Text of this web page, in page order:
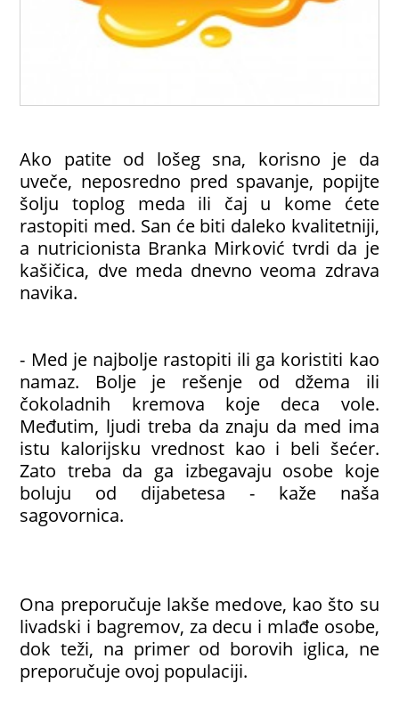
Ako patite od lošeg sna, korisno je da
uveče, neposredno pred spavanje, popijte
šolju toplog meda ili čaj u kome ćete
rastopiti med. San će biti daleko kvalitetniji,
a nutricionista Branka Mirković tvrdi da je
kašičica, dve meda dnevno veoma zdrava
navika.
- Med je najbolje rastopiti ili ga koristiti kao
namaz. Bolje je rešenje od džema ili
čokoladnih kremova koje deca vole.
Međutim, ljudi treba da znaju da med ima
istu kalorijsku vrednost kao i beli šećer.
Zato treba da ga izbegavaju osobe koje
boluju od dijabetesa - kaže naša
sagovornica.
Ona preporučuje lakše medove, kao što su
livadski i bagremov, za decu i mlađe osobe,
dok teži, na primer od borovih iglica, ne
preporučuje ovoj populaciji.